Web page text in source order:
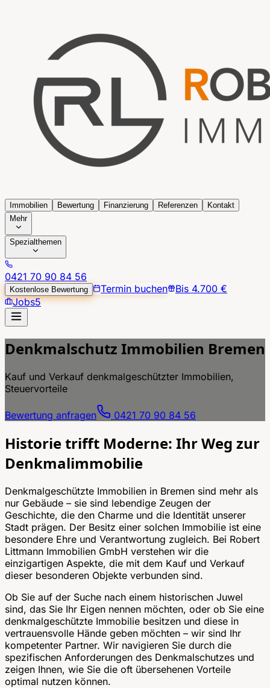
Immobilien Bewertung Finanzierung Referenzen
Kontakt
Mehr
Spezialthemen
0421 70 90 84 56
Kostenlose Bewertung Termin buchen
Bis 4.700 €
Jobs5
Denkmalschutz Immobilien Bremen
Kauf und Verkauf denkmalgeschützter Immobilien,
Steuervorteile
Bewertung anfragen 0421 70 90 84 56
Historie trifft Moderne: Ihr Weg zur
Denkmalimmobilie
Denkmalgeschützte Immobilien in Bremen sind mehr als
nur Gebäude – sie sind lebendige Zeugen der
Geschichte, die den Charme und die Identität unserer
Stadt prägen. Der Besitz einer solchen Immobilie ist eine
besondere Ehre und Verantwortung zugleich. Bei Robert
Littmann Immobilien GmbH verstehen wir die
einzigartigen Aspekte, die mit dem Kauf und Verkauf
dieser besonderen Objekte verbunden sind.
Ob Sie auf der Suche nach einem historischen Juwel
sind, das Sie Ihr Eigen nennen möchten, oder ob Sie eine
denkmalgeschützte Immobilie besitzen und diese in
vertrauensvolle Hände geben möchten – wir sind Ihr
kompetenter Partner. Wir navigieren Sie durch die
spezifischen Anforderungen des Denkmalschutzes und
zeigen Ihnen, wie Sie die oft übersehenen Vorteile
optimal nutzen können.